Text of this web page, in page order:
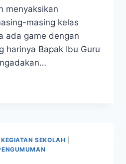
menyaksikan
masing kelas
ada game dengan
harinya Bapak Ibu Guru
KEGIATAN SEKOLAH